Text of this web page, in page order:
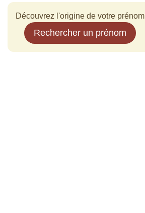
Découvrez l'origine de votre prénom
Rechercher un prénom